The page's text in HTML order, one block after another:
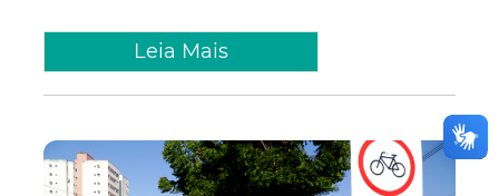
Leia Mais